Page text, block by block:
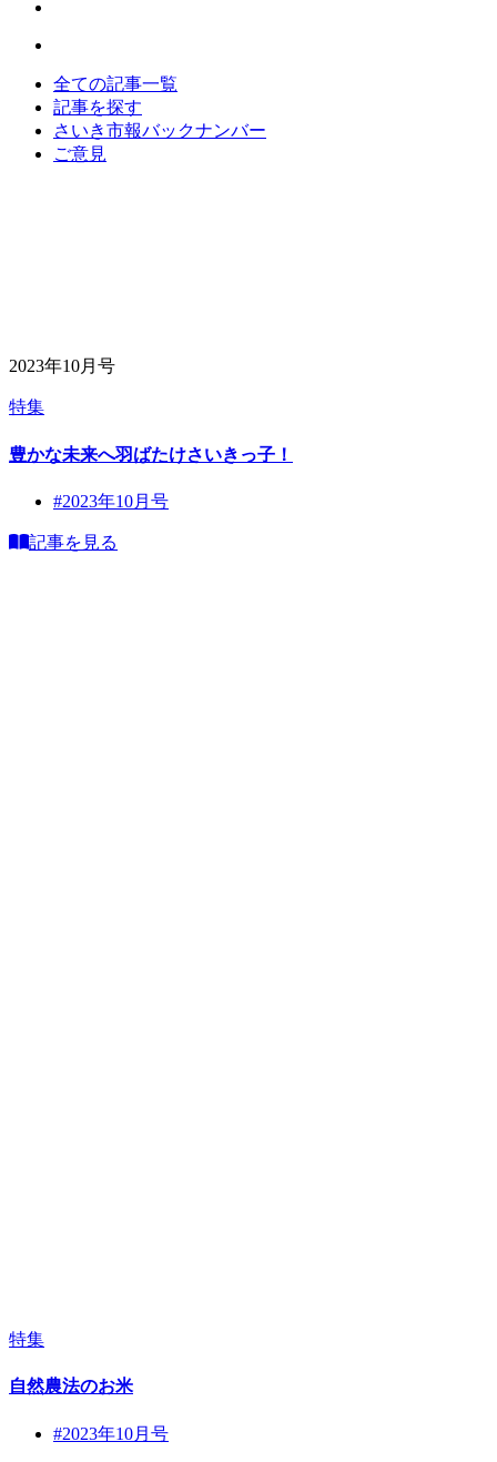
全ての記事一覧
記事を探す
さいき市報バックナンバー
ご意見
2023年10月号
特集
豊かな未来へ羽ばたけさいきっ子！
#2023年10月号
記事を見る
特集
自然農法のお米
#2023年10月号